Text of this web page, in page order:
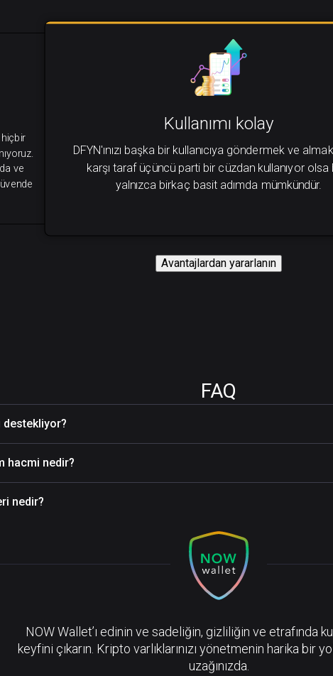
Kullanımı kolay
DFYN'ınızı başka bir kullanıcıya göndermek ve
karşı taraf üçüncü parti bir cüzdan kullanıyor olsa
yalnızca birkaç basit adımda mümkündür.
ve
Avantajlardan yararlanın
FAQ
destekliyor?
hacmi nedir?
nedir?
NOW Wallet’ı edinin ve sadeliğin, gizliliğin ve etrafında
keyfini çıkarın. Kripto varlıklarınızı yönetmenin harika bir
uzağınızda.